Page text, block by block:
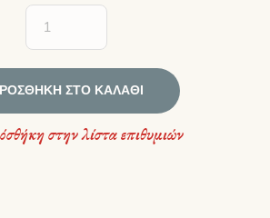
ΣΤΟ ΚΑΛΆΘΙ
στην λίστα επιθυμιών